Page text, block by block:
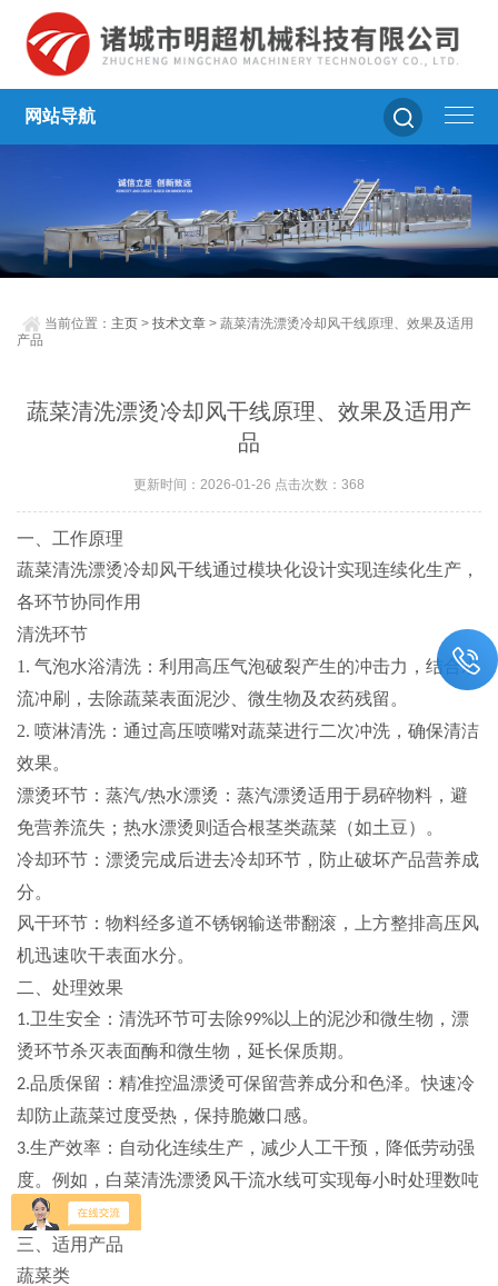
网站导航
当前位置： 主页 >技术文章 > 蔬菜清洗漂烫冷却风干线原理、效果及适用
产品
蔬菜清洗漂烫冷却风干线原理、效果及适用产
品
更新时间：2026-01-26 点击次数：368
一、工作原理
蔬菜清洗漂烫冷却风干线通过模块化设计实现连续化生产，
各环节协同作用
清洗环节
1. 气泡水浴清洗 ：利用高压气泡破裂产生的冲击力，结合水
流冲刷，去除蔬菜表面泥沙、微生物及农药残留。
2. 喷淋清洗 ：通过高压喷嘴对蔬菜进行二次冲洗，确保清洁
效果。
漂烫环节 ：蒸汽/热水漂烫 ：蒸汽漂烫适用于易碎物料，避
免营养流失；热水漂烫则适合根茎类蔬菜（如土豆）。
冷却环节 ：漂烫完成后进去冷却环节，防止破坏产品营养成
分。
风干环节 ：物料经多道不锈钢输送带翻滚，上方整排高压风
机迅速吹干表面水分。
二、处理效果
1.卫生安全 ：清洗环节可去除99%以上的泥沙和微生物，漂
烫环节杀灭表面酶和微生物，延长保质期。
2.品质保留 ：精准控温漂烫可保留营养成分和色泽。快速冷
却防止蔬菜过度受热，保持脆嫩口感。
3.生产效率 ： 自动化连续生产，减少人工干预，降低劳动强
度。例如，白菜清洗漂烫风干流水线可实现每小时处理数吨
蔬菜。
三、适用产品
蔬菜类